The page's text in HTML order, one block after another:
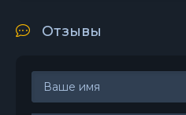
Отзывы